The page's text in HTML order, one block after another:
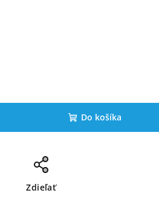
Do košíka
Zdieľať